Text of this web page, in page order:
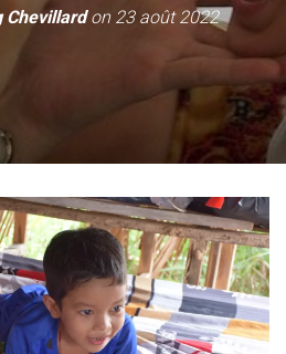
Chevillardon 23 août 2022